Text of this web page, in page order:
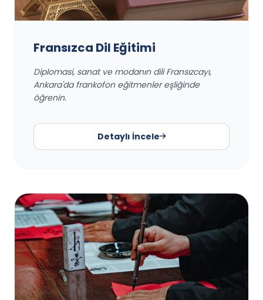
Fransızca Dil Eğitimi
Diplomasi, sanat ve modanın dili Fransızcayı,
Ankara'da frankofon eğitmenler eşliğinde
öğrenin.
Detaylı İncele